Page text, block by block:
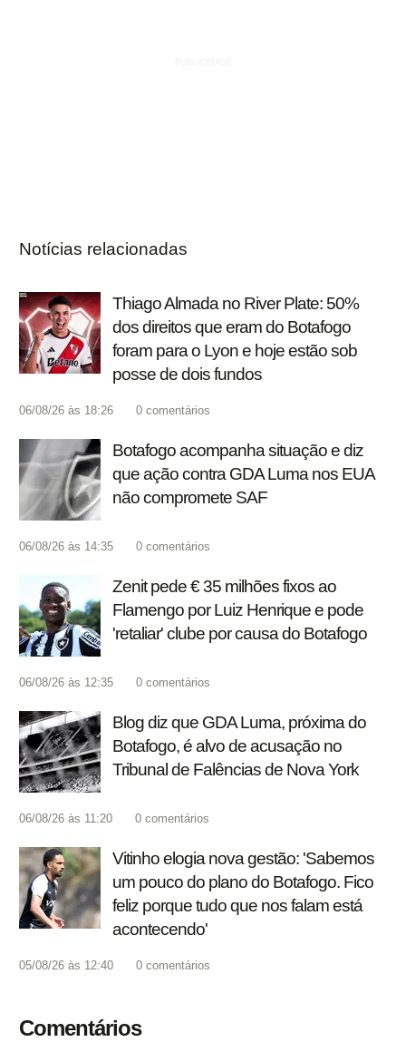
Notícias relacionadas
Thiago Almada no River Plate: 50%
dos direitos que eram do Botafogo
foram para o Lyon e hoje estão sob
posse de dois fundos
06/08/26 às 18:26 0 comentários
Botafogo acompanha situação e diz
que ação contra GDA Luma nos EUA
não compromete SAF
06/08/26 às 14:35 0 comentários
Zenit pede € 35 milhões fixos ao
Flamengo por Luiz Henrique e pode
'retaliar' clube por causa do Botafogo
06/08/26 às 12:35 0 comentários
Blog diz que GDA Luma, próxima do
Botafogo, é alvo de acusação no
Tribunal de Falências de Nova York
06/08/26 às 11:20 0 comentários
Vitinho elogia nova gestão: 'Sabemos
um pouco do plano do Botafogo. Fico
feliz porque tudo que nos falam está
acontecendo'
05/08/26 às 12:40 0 comentários
Comentários